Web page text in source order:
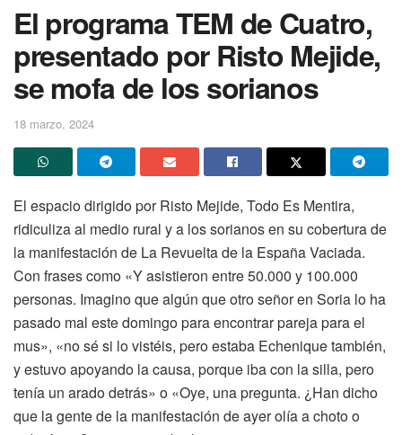
El programa TEM de Cuatro,
presentado por Risto Mejide,
se mofa de los sorianos
18 marzo, 2024
El espacio dirigido por Risto Mejide, Todo Es Mentira,
ridiculiza al medio rural y a los sorianos en su cobertura de
la manifestación de La Revuelta de la España Vaciada.
Con frases como «Y asistieron entre 50.000 y 100.000
personas. Imagino que algún que otro señor en Soria lo ha
pasado mal este domingo para encontrar pareja para el
mus», «no sé si lo vistéis, pero estaba Echenique también,
y estuvo apoyando la causa, porque iba con la silla, pero
tenía un arado detrás» o «Oye, una pregunta. ¿Han dicho
que la gente de la manifestación de ayer olía a choto o